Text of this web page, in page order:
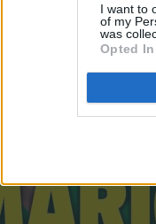
I want to
of my
was
Opted In